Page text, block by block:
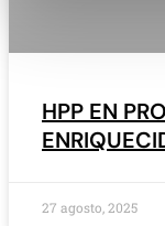
HPP EN
27 agosto, 2025